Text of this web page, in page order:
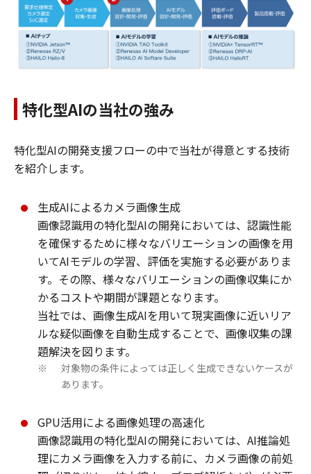
特化型AIの当社の強み
特化型AIの開発支援フローの中で当社が得意とする技術
を紹介します。
生成AIによるカメラ画像生成
画像認識用の特化型AIの開発においては、認識性能
を確保するために様々なバリエーションの画像を用
いてAIモデルの学習、評価を実施する必要がありま
す。その際、様々なバリエーションの画像収集にか
かるコストや期間が課題となります。
当社では、画像生成AIを用いて現実画像に近いリア
ルな疑似画像を自動生成することで、画像収集の課
題解決を図ります。
※
対象物の条件によっては正しく生成できないケースが
あります。
GPU活用による画像処理の高速化
画像認識用の特化型AIの開発においては、AI推論処
理にカメラ画像を入力する前に、カメラ画像の前処